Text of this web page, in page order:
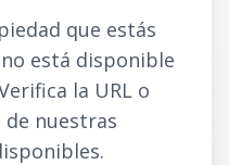
que estás
está disponible
la URL o
de nuestras